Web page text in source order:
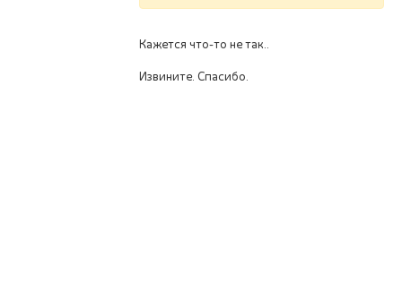
Кажется что-то не так..
Извините. Спасибо.